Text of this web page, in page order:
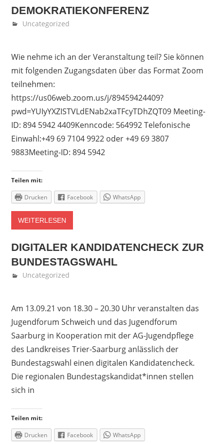
DEMOKRATIEKONFERENZ
Oktober 25, 2021
Denise Löwen
Uncategorized
Wie nehme ich an der Veranstaltung teil? Sie können
mit folgenden Zugangsdaten über das Format Zoom
teilnehmen:
https://us06web.zoom.us/j/89459424409?
pwd=YUIyYXZISTVLdENab2xaTFcyTDhZQT09 Meeting-
ID: 894 5942 4409Kenncode: 564992 Telefonische
Einwahl:+49 69 7104 9922 oder +49 69 3807
9883Meeting-ID: 894 5942
Teilen mit:
Drucken Facebook WhatsApp
WEITERLESEN
DIGITALER KANDIDATENCHECK ZUR
BUNDESTAGSWAHL
September 8, 2021
Laura Wagner
Uncategorized
Am 13.09.21 von 18.30 – 20.30 Uhr veranstalten das
Jugendforum Schweich und das Jugendforum
Saarburg in Kooperation mit der AG-Jugendpflege
des Landkreises Trier-Saarburg anlässlich der
Bundestagswahl einen digitalen Kandidatencheck.
Die regionalen Bundestagskandidat*innen stellen
sich in
Teilen mit:
Drucken Facebook WhatsApp